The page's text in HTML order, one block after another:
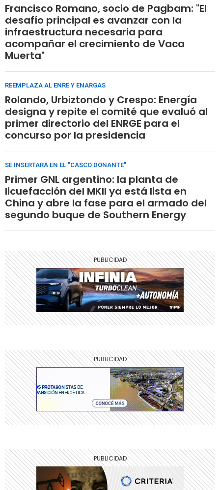
Francisco Romano, socio de Pagbam: "El
desafío principal es avanzar con la
infraestructura necesaria para
acompañar el crecimiento de Vaca
Muerta"
REEMPLAZA AL ENRE Y ENARGAS
Rolando, Urbiztondo y Crespo: Energía
designa y repite el comité que evaluó al
primer directorio del ENRGE para el
concurso por la presidencia
SE INSERTARÁ EN EL "CASCO DONANTE"
Primer GNL argentino: la planta de
licuefacción del MKII ya está lista en
China y abre la fase para el armado del
segundo buque de Southern Energy